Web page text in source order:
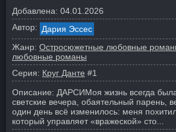
Добавлена: 04.01.2026
Автор: Дария Эссес
Жанр: Остросюжетные любовные
любовные романы
Серия: Круг Данте #1
Описание: ДАРСИМоя жизнь всегда
светские вечера, обаятельный парень,
один день всё изменилось: меня
который управляет «вражеской» сто...